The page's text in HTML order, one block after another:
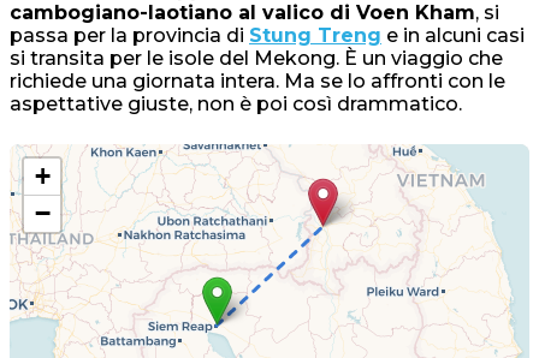
cambogiano-laotiano al valico di Voen Kham, si
passa per la provincia di Stung Treng e in alcuni casi
si transita per le isole del Mekong. È un viaggio che
richiede una giornata intera. Ma se lo affronti con le
aspettative giuste, non è poi così drammatico.
+
−